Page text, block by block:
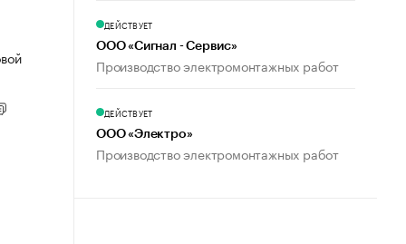
ДЕЙСТВУЕТ
ООО «Сигнал - Сервис»
Производство электромонтажных работ
ДЕЙСТВУЕТ
ООО «Электро»
Производство электромонтажных работ